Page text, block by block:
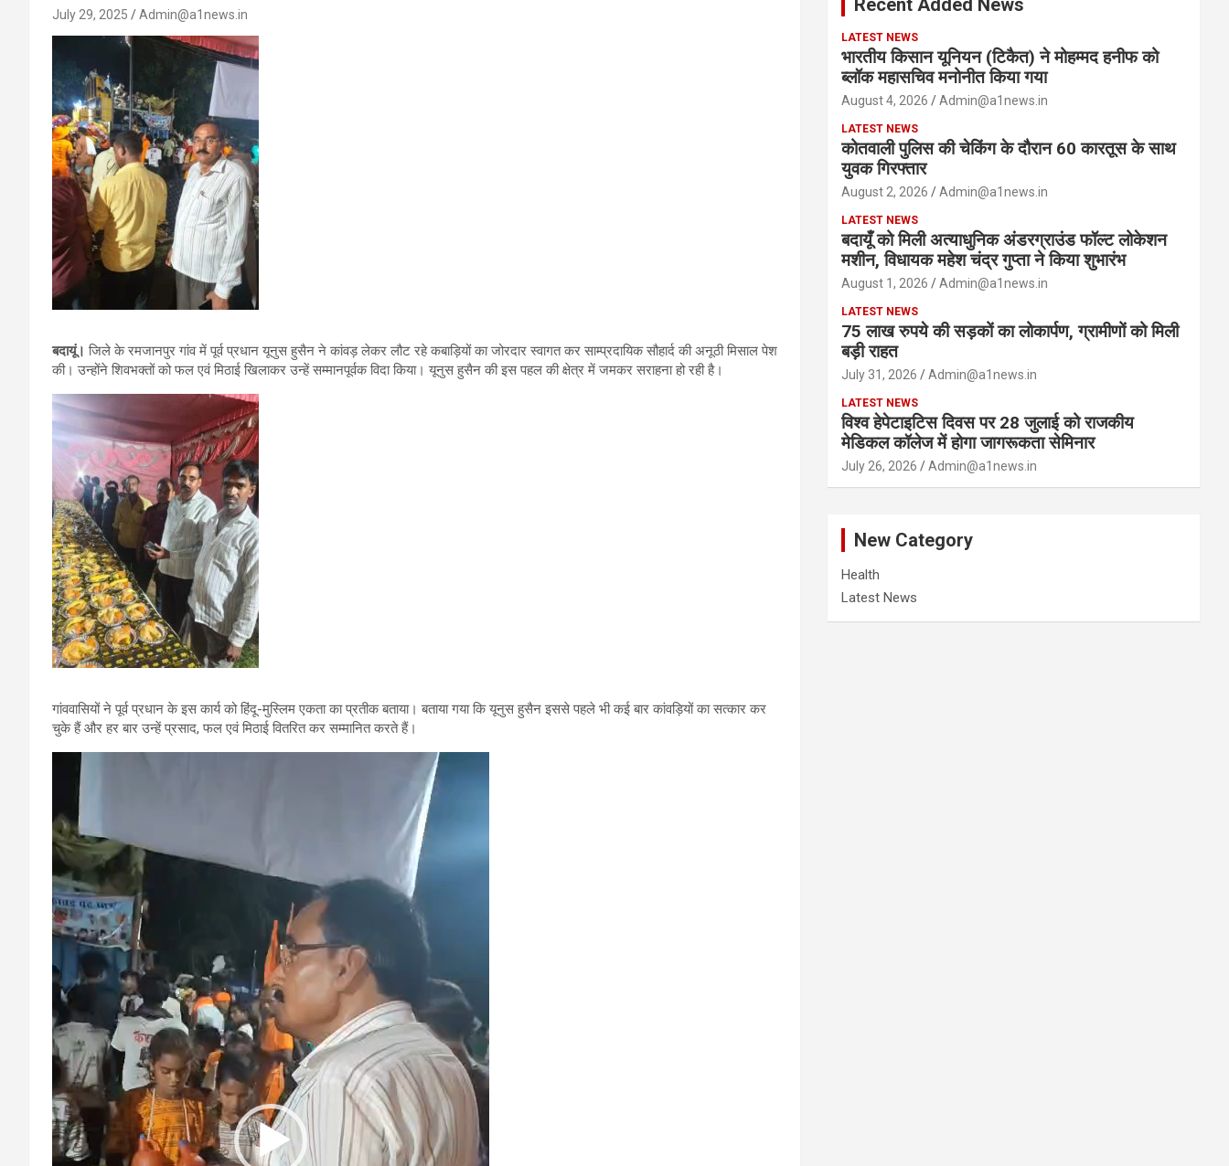
July 29, 2025 Admin@a1news.in
बदायूं। जिले के रमजानपुर गांव में पूर्व प्रधान यूनुस हुसैन ने कांवड़ लेकर लौट रहे कबाड़ियों का जोरदार स्वागत कर साम्प्रदायिक सौहार्द की अनूठी मिसाल पेश
की। उन्होंने शिवभक्तों को फल एवं मिठाई खिलाकर उन्हें सम्मानपूर्वक विदा किया। यूनुस हुसैन की इस पहल की क्षेत्र में जमकर सराहना हो रही है।
गांववासियों ने पूर्व प्रधान के इस कार्य को हिंदू-मुस्लिम एकता का प्रतीक बताया। बताया गया कि यूनुस हुसैन इससे पहले भी कई बार कांवड़ियों का सत्कार कर
चुके हैं और हर बार उन्हें प्रसाद, फल एवं मिठाई वितरित कर सम्मानित करते हैं।
Video
Player
Recent Added News
LATEST NEWS
भारतीय किसान यूनियन (टिकैत) ने मोहम्मद हनीफ को
ब्लॉक महासचिव मनोनीत किया गया
August 4, 2026 Admin@a1news.in
LATEST NEWS
कोतवाली पुलिस की चेकिंग के दौरान 60 कारतूस के साथ
युवक गिरफ्तार
August 2, 2026 Admin@a1news.in
LATEST NEWS
बदायूँ को मिली अत्याधुनिक अंडरग्राउंड फॉल्ट लोकेशन
मशीन, विधायक महेश चंद्र गुप्ता ने किया शुभारंभ
August 1, 2026 Admin@a1news.in
LATEST NEWS
75 लाख रुपये की सड़कों का लोकार्पण, ग्रामीणों को मिली
बड़ी राहत
July 31, 2026 Admin@a1news.in
LATEST NEWS
विश्व हेपेटाइटिस दिवस पर 28 जुलाई को राजकीय
मेडिकल कॉलेज में होगा जागरूकता सेमिनार
July 26, 2026 Admin@a1news.in
New Category
Health
Latest News